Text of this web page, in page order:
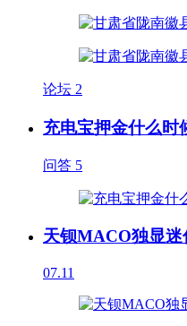
论坛 2
充电宝押金什么时
问答 5
天钡MACO独显迷
07.11